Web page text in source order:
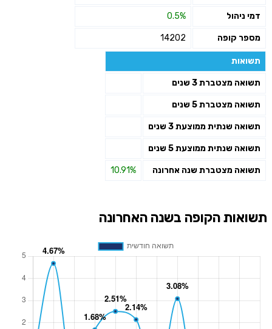
דמי ניהול 0.5%
מספר קופה 14202
תשואות
תשואה מצטברת 3 שנים
תשואה מצטברת 5 שנים
תשואה שנתית ממוצעת 3 שנים
תשואה שנתית ממוצעת 5 שנים
תשואה מצטברת שנה אחרונה 10.91%
תשואות הקופה בשנה האחרונה